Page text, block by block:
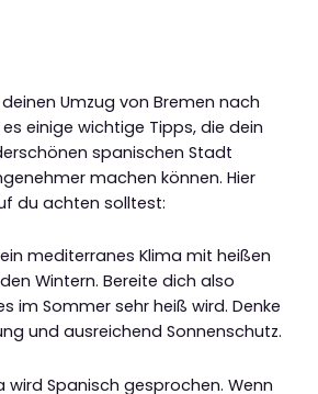
Umzug von Bremen nach
einige wichtige Tipps, die dein
spanischen Stadt
machen können. Hier
du achten solltest:
mediterranes Klima mit heißen
Wintern. Bereite dich also
im Sommer sehr heiß wird. Denke
und ausreichend Sonnenschutz.
wird Spanisch gesprochen. Wenn